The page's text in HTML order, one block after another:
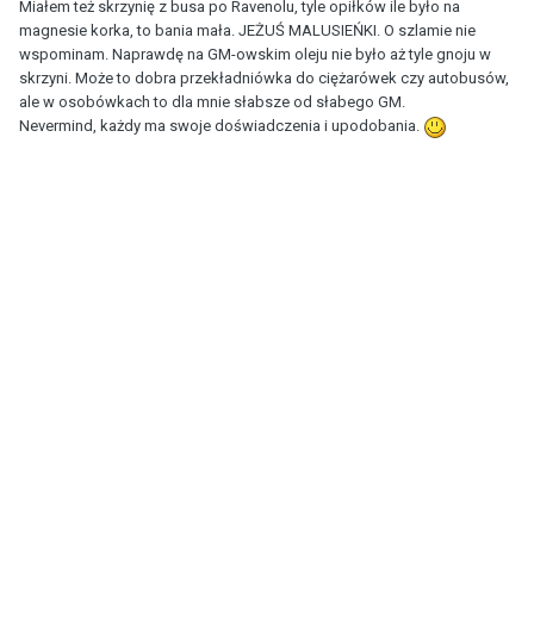
Miałem też skrzynię z busa po Ravenolu, tyle opiłków ile było na
magnesie korka, to bania mała. JEŻUŚ MALUSIEŃKI. O szlamie nie
wspominam. Naprawdę na GM-owskim oleju nie było aż tyle gnoju w
skrzyni. Może to dobra przekładniówka do ciężarówek czy autobusów,
ale w osobówkach to dla mnie słabsze od słabego GM.
Nevermind, każdy ma swoje doświadczenia i upodobania.